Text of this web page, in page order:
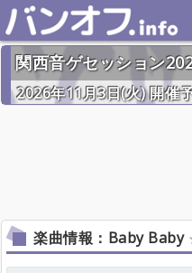
関西音ゲセッション
2026年11月3日(火) 開催
楽曲情報：Baby Baby